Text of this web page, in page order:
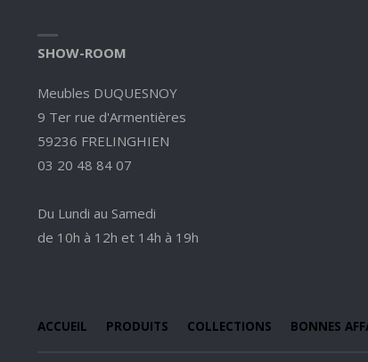
SHOW-ROOM
Meubles DUQUESNOY
9 Ter rue d'Armentières
59236 FRELINGHIEN
03 20 48 84 07
Du Lundi au Samedi
de 10h à 12h et 14h à 19h
ACCUEIL PRODUITS COLLECTIONS BONNES